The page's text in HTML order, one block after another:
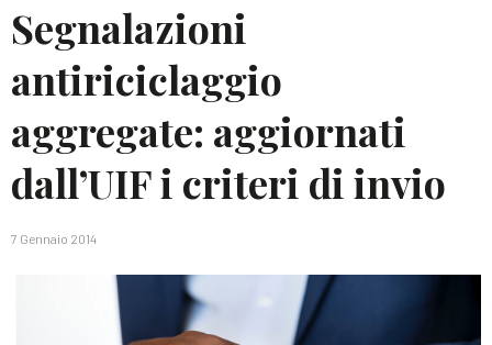
Segnalazioni
antiriciclaggio
aggregate: aggiornati
dall’UIF i criteri di invio
7 Gennaio 2014